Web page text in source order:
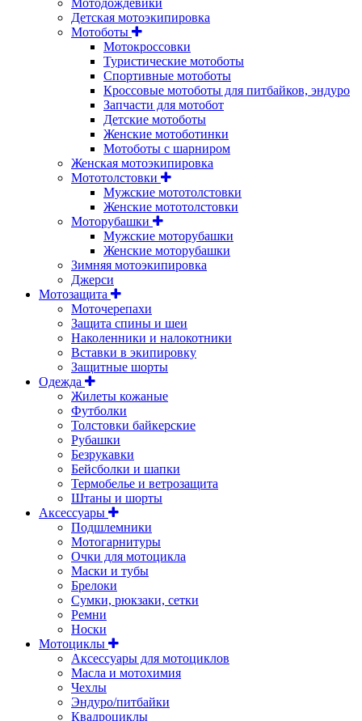
Детская мотоэкипировка
Мотоботы
Мотокроссовки
Туристические мотоботы
Спортивные мотоботы
Кроссовые мотоботы для питбайков, эндуро
Запчасти для мотобот
Детские мотоботы
Женские мотоботинки
Мотоботы с шарниром
Женская мотоэкипировка
Мототолстовки
Мужские мототолстовки
Женские мототолстовки
Моторубашки
Мужские моторубашки
Женские моторубашки
Зимняя мотоэкипировка
Джерси
Мотозащита
Моточерепахи
Защита спины и шеи
Наколенники и налокотники
Вставки в экипировку
Защитные шорты
Одежда
Жилеты кожаные
Футболки
Толстовки байкерские
Рубашки
Безрукавки
Бейсболки и шапки
Термобелье и ветрозащита
Штаны и шорты
Аксессуары
Подшлемники
Мотогарнитуры
Очки для мотоцикла
Маски и тубы
Брелоки
Сумки, рюкзаки, сетки
Ремни
Носки
Мотоциклы
Аксессуары для мотоциклов
Масла и мотохимия
Чехлы
Эндуро/питбайки
Квадроциклы